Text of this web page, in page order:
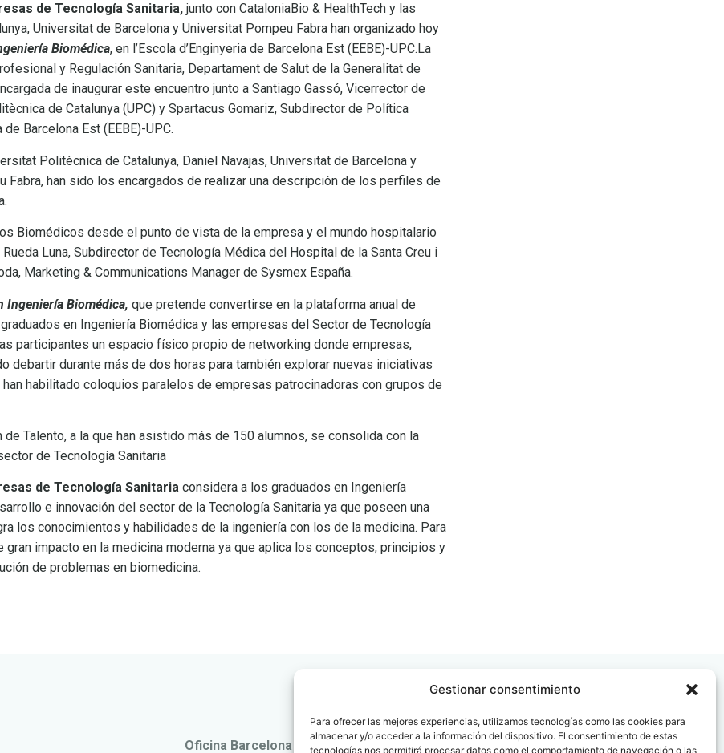
Gestionar consentimiento
Para ofrecer las mejores experiencias, utilizamos tecnologías como las cookies para
almacenar y/o acceder a la información del dispositivo. El consentimiento de estas
tecnologías nos permitirá procesar datos como el comportamiento de navegación o las
de Tecnología Sanitaria, junto con CataloniaBio & HealthTech y las
Universitat de Barcelona y Universitat Pompeu Fabra han organizado hoy
Biomédica, en l’Escola d’Enginyeria de Barcelona Est (EEBE)-UPC.La
y Regulación Sanitaria, Departament de Salut de la Generalitat de
de inaugurar este encuentro junto a Santiago Gassó, Vicerrector de
de Catalunya (UPC) y Spartacus Gomariz, Subdirector de Política
Barcelona Est (EEBE)-UPC.
Politècnica de Catalunya, Daniel Navajas, Universitat de Barcelona y
Fabra, han sido los encargados de realizar una descripción de los perfiles de
Biomédicos desde el punto de vista de la empresa y el mundo hospitalario
Luna, Subdirector de Tecnología Médica del Hospital de la Santa Creu i
Marketing & Communications Manager de Sysmex España.
Ingeniería Biomédica, que pretende convertirse en la plataforma anual de
en Ingeniería Biomédica y las empresas del Sector de Tecnología
participantes un espacio físico propio de networking donde empresas,
debartir durante más de dos horas para también explorar nuevas iniciativas
habilitado coloquios paralelos de empresas patrocinadoras con grupos de
Talento, a la que han asistido más de 150 alumnos, se consolida con la
de Tecnología Sanitaria
de Tecnología Sanitaria considera a los graduados en Ingeniería
e innovación del sector de la Tecnología Sanitaria ya que poseen una
los conocimientos y habilidades de la ingeniería con los de la medicina. Para
gran impacto en la medicina moderna ya que aplica los conceptos, principios y
de problemas en biomedicina.
Oficina Barcelona